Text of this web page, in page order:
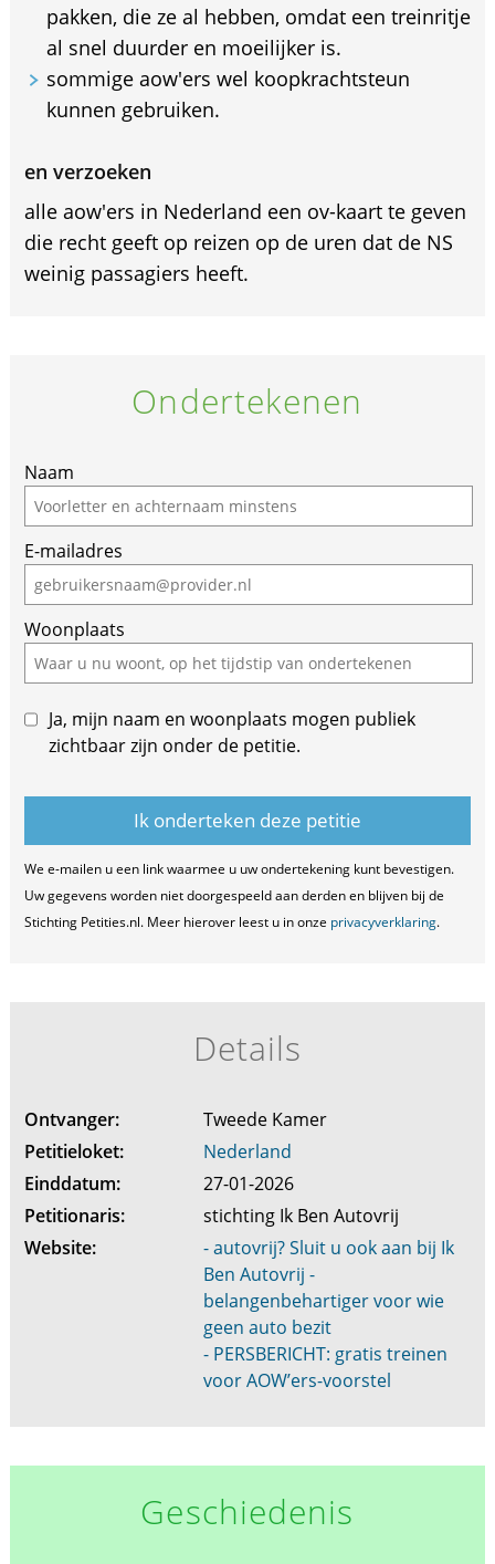
pakken, die ze al hebben, omdat een treinritje
al snel duurder en moeilijker is.
sommige aow'ers wel koopkrachtsteun
kunnen gebruiken.
en verzoeken
alle aow'ers in Nederland een ov-kaart te geven
die recht geeft op reizen op de uren dat de NS
weinig passagiers heeft.
Ondertekenen
Naam
E-mailadres
Woonplaats
Ja, mijn naam en woonplaats mogen publiek
zichtbaar zijn onder de petitie.
We e-mailen u een link waarmee u uw ondertekening kunt bevestigen.
Uw gegevens worden niet doorgespeeld aan derden en blijven bij de
Stichting Petities.nl. Meer hierover leest u in onze privacyverklaring.
Details
Ontvanger:
Tweede Kamer
Petitieloket:
Nederland
Einddatum:
27-01-2026
Petitionaris:
stichting Ik Ben Autovrij
Website:
- autovrij? Sluit u ook aan bij Ik
Ben Autovrij -
belangenbehartiger voor wie
geen auto bezit
- PERSBERICHT: gratis treinen
voor AOW’ers-voorstel
Geschiedenis